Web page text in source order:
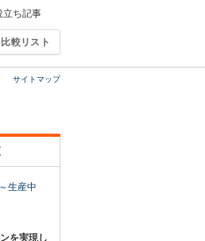
立ち記事
較リスト
サイトマップ
生産中
を実現し